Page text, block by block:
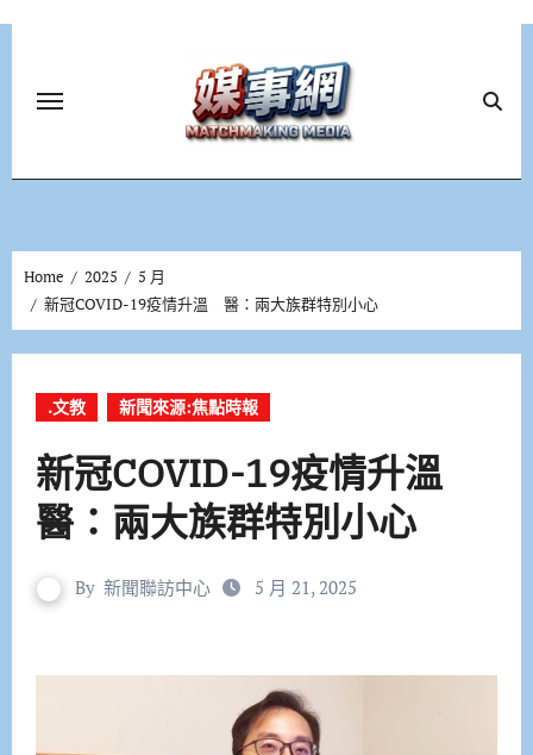
Home 2025
5 月
新冠COVID-19疫情升溫 醫：兩大族群特別小心
.文教 新聞來源:焦點時報
新冠COVID-19疫情升溫
醫：兩大族群特別小心
By 新聞聯訪中心 5 月 21, 2025